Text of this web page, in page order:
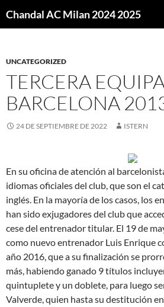
Chandal AC Milan 2024 2025
UNCATEGORIZED
TERCERA
BARCELONA
24 DE SEPTIEMBRE DE 2022 ISTERN
En su oficina de atención al
idiomas oficiales del club, que son el
inglés. En la mayoría de los casos, los
han sido exjugadores del club que
cese del entrenador titular. El 19 de
como nuevo entrenador Luis Enrique
año 2016, que a su finalización se
más, habiendo ganado 9 títulos
quintuplete y un doblete, para luego
Valverde, quien hasta su destitución